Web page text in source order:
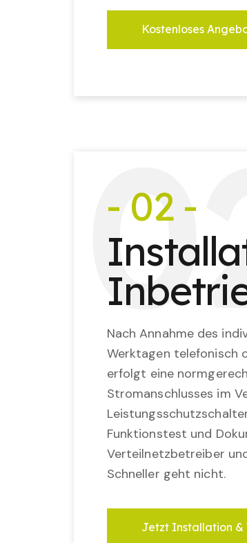
Kostenloses
0
- 02 -
Nach Annahme des
Werktagen telefonisch
erfolgt eine
Stromanschlusses im
Funktionstest und
Verteilnetzbetreiber
Schneller geht nicht.
Jetzt Installation &